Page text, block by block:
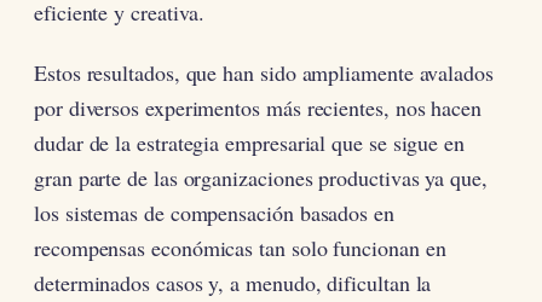
eficiente y creativa.
Estos resultados, que han sido ampliamente avalados
por diversos experimentos más recientes, nos hacen
dudar de la estrategia empresarial que se sigue en
gran parte de las organizaciones productivas ya que,
los sistemas de compensación basados en
recompensas económicas tan solo funcionan en
determinados casos y, a menudo, dificultan la